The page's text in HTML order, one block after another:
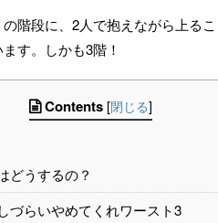
階段に、2人で抱えながら上る
す。しかも3階！
Contents [閉じる]
どうするの？
づらいやめてくれワースト3